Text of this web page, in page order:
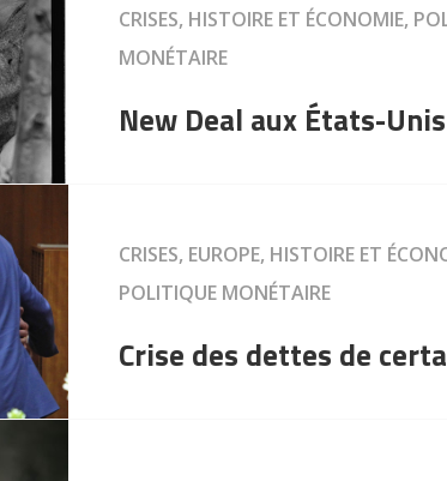
CRISES, HISTOIRE ET ÉCONOMIE,
MONÉTAIRE
New Deal aux États-Unis
CRISES, EUROPE, HISTOIRE ET
POLITIQUE MONÉTAIRE
Crise des dettes de